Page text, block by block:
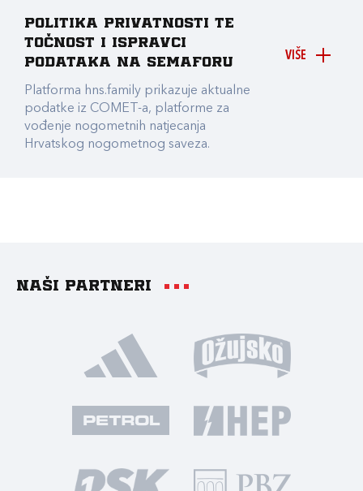
VIŠE
Politika privatnosti te
točnost i ispravci
podataka na Semaforu
Platforma hns.family prikazuje aktualne
podatke iz COMET-a, platforme za
vođenje nogometnih natjecanja
Hrvatskog nogometnog saveza.
Naši partneri